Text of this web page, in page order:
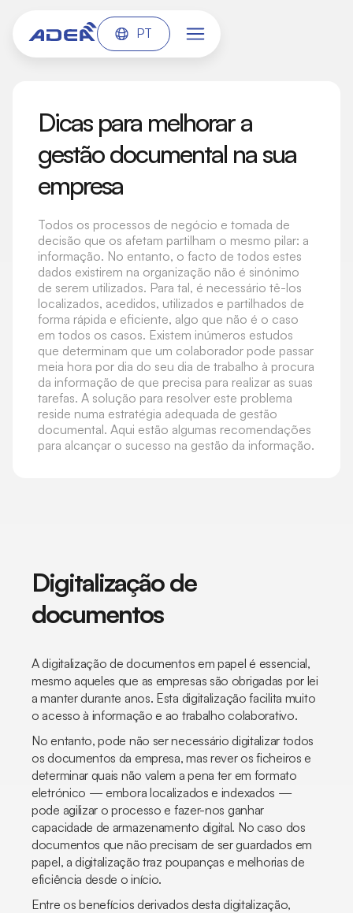
PT
Dicas para melhorar a
gestão documental na sua
empresa
Todos os processos de negócio e tomada de
decisão que os afetam partilham o mesmo pilar: a
informação. No entanto, o facto de todos estes
dados existirem na organização não é sinónimo
de serem utilizados. Para tal, é necessário tê-los
localizados, acedidos, utilizados e partilhados de
forma rápida e eficiente, algo que não é o caso
em todos os casos. Existem inúmeros estudos
que determinam que um colaborador pode passar
meia hora por dia do seu dia de trabalho à procura
da informação de que precisa para realizar as suas
tarefas. A solução para resolver este problema
reside numa estratégia adequada de gestão
documental. Aqui estão algumas recomendações
para alcançar o sucesso na gestão da informação.
Digitalização de
documentos
A digitalização de documentos em papel é essencial,
mesmo aqueles que as empresas são obrigadas por lei
a manter durante anos. Esta digitalização facilita muito
o acesso à informação e ao trabalho colaborativo.
No entanto, pode não ser necessário digitalizar todos
os documentos da empresa, mas rever os ficheiros e
determinar quais não valem a pena ter em formato
eletrónico — embora localizados e indexados —
pode agilizar o processo e fazer-nos ganhar
capacidade de armazenamento digital. No caso dos
documentos que não precisam de ser guardados em
papel, a digitalização traz poupanças e melhorias de
eficiência desde o início.
Entre os benefícios derivados desta digitalização,